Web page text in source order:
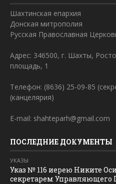
Шахтинская епархия
Донская митрополия
Русская Православная
Адрес: 346500, г. Шахты,
площадь, 1
Телефон: (8636) 25-09-85
(канцелярия)
E-mail: shahteparh@gmail.com
ПОСЛЕДНИЕ ДОКУМЕНТЫ
УКАЗЫ
Указ № 116 иерею Никите
секретарем Управляющего